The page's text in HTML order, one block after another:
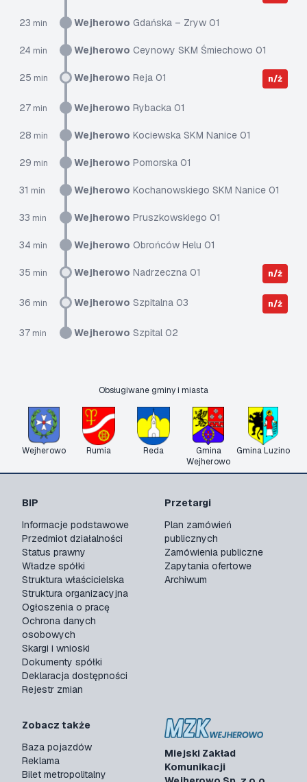
23 min Wejherowo Gdańska – Zryw 01
24 min Wejherowo Ceynowy SKM Śmiechowo 01
25 min Wejherowo Reja 01 n/ż
27 min Wejherowo Rybacka 01
28 min Wejherowo Kociewska SKM Nanice 01
29 min Wejherowo Pomorska 01
31 min Wejherowo Kochanowskiego SKM Nanice 01
33 min Wejherowo Pruszkowskiego 01
34 min Wejherowo Obrońców Helu 01
35 min Wejherowo Nadrzeczna 01 n/ż
36 min Wejherowo Szpitalna 03 n/ż
37 min Wejherowo Szpital 02
Obsługiwane gminy i miasta
Wejherowo Rumia Reda
Gmina
Wejherowo
Gmina Luzino
Miejski Zakład
Komunikacji
BIP
Informacje podstawowe
Przedmiot działalności
Status prawny
Władze spółki
Struktura właścicielska
Struktura organizacyjna
Ogłoszenia o pracę
Ochrona danych
osobowych
Skargi i wnioski
Dokumenty spółki
Deklaracja dostępności
Rejestr zmian
Przetargi
Plan zamówień
publicznych
Zamówienia publiczne
Zapytania ofertowe
Archiwum
Zobacz także
Baza pojazdów
Reklama
Bilet metropolitalny